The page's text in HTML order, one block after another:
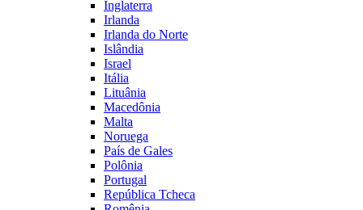
Inglaterra
Irlanda
Irlanda do Norte
Islândia
Israel
Itália
Lituânia
Macedônia
Malta
Noruega
País de Gales
Polônia
Portugal
República Tcheca